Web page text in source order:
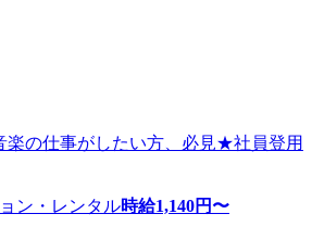
楽の仕事がしたい方、必見★社員登用
ン・レンタル時給1,140円〜